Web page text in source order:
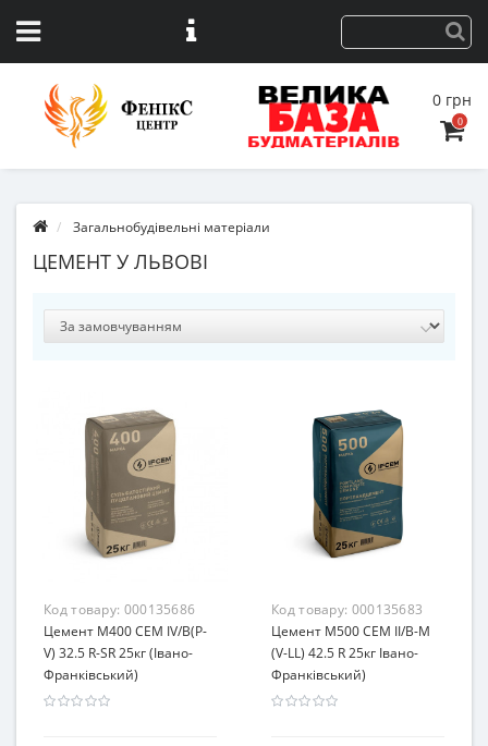
0 грн
0
Загальнобудівельні матеріали
ЦЕМЕНТ У ЛЬВОВІ
Код товару: 000135686
Цемент М400 СЕМ IV/B(P-
V) 32.5 R-SR 25кг (Івано-
Франківський)
Код товару: 000135683
Цемент М500 СЕМ II/B-M
(V-LL) 42.5 R 25кг Івано-
Франківський)